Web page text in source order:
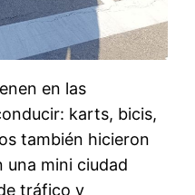
en las
karts, bicis,
también hicieron
una mini ciudad
tráfico y